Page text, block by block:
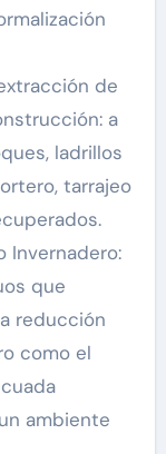
de
a
ladrillos
tarrajeo
Invernadero:
que
reducción
como el
ambiente